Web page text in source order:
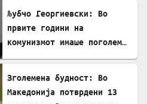
Љубчо Георгиевски: Во
првите години на
комунизмот имаше поголем
Зголемена будност: Во
Македонија потврдени 13